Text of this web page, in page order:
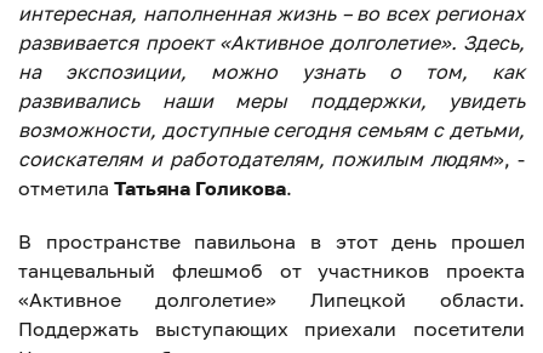
интересная, наполненная жизнь – во всех регионах
развивается проект «Активное долголетие». Здесь,
на экспозиции, можно узнать о том, как
развивались наши меры поддержки, увидеть
возможности, доступные сегодня семьям с детьми,
соискателям и работодателям, пожилым людям», -
отметила Татьяна Голикова.
В пространстве павильона в этот день прошел
танцевальный флешмоб от участников проекта
«Активное долголетие» Липецкой области.
Поддержать выступающих приехали посетители